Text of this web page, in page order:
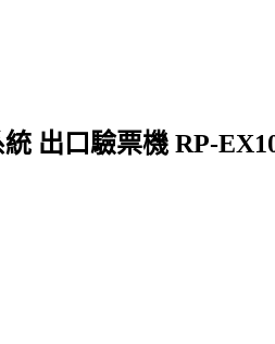
出口驗票機 RP-